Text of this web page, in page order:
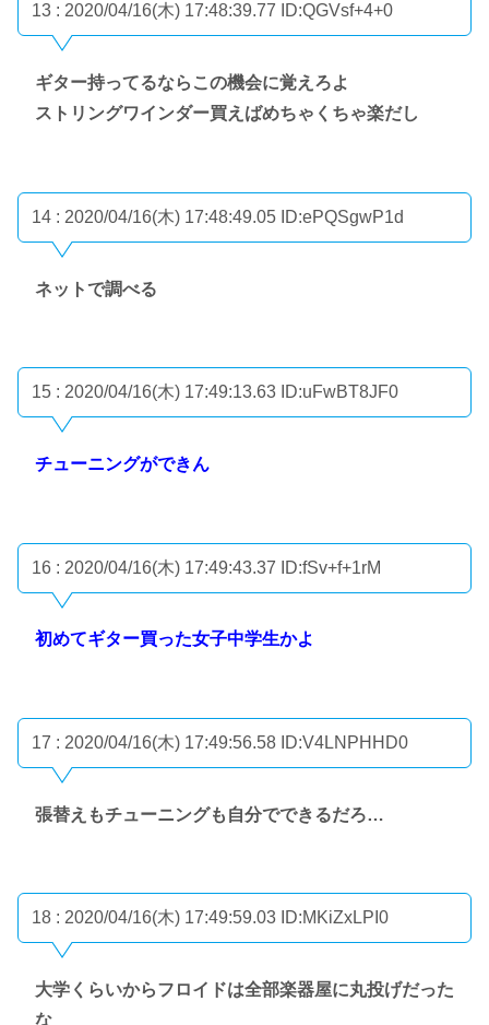
13 : 2020/04/16(木) 17:48:39.77 ID:QGVsf+4+0
ギター持ってるならこの機会に覚えろよ
ストリングワインダー買えばめちゃくちゃ楽だし
14 : 2020/04/16(木) 17:48:49.05 ID:ePQSgwP1d
ネットで調べる
15 : 2020/04/16(木) 17:49:13.63 ID:uFwBT8JF0
チューニングができん
16 : 2020/04/16(木) 17:49:43.37 ID:fSv+f+1rM
初めてギター買った女子中学生かよ
17 : 2020/04/16(木) 17:49:56.58 ID:V4LNPHHD0
張替えもチューニングも自分でできるだろ…
18 : 2020/04/16(木) 17:49:59.03 ID:MKiZxLPI0
大学くらいからフロイドは全部楽器屋に丸投げだった
な